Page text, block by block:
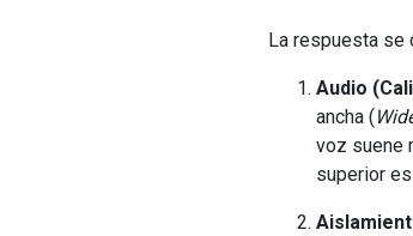
La respuesta se
Audio
ancha (
voz suene
superior